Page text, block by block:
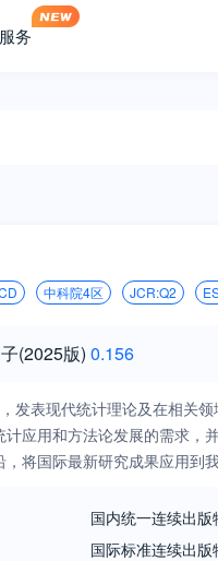
务
中科院4区 JCR:Q2
(2025版) 0.156
表现代统计理论及在相关
计应用和方法论发展的需
将国际最新研究成果应用到
国内统一连续出版
国际标准连续出版